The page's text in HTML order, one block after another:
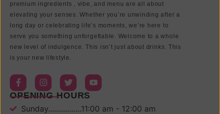
premium ingredients , vibe, and menu are all about
elevating your senses. Whether you’re unwinding after a
long day or celebrating life’s moments, we’re here to
serve you something unforgettable. Welcome to a whole
new level of indulgence. This isn’t just about drinks. This
is your new lifestyle.
OPENING HOURS
Sunday.................11:00 am - 12:00 am